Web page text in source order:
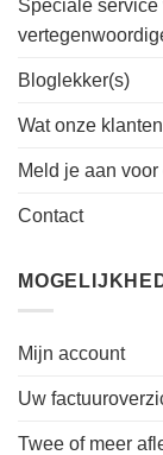
Speciale service
Bloglekker(s)
Wat onze
Meld je aan
Contact
Mijn account
Uw
Twee of meer